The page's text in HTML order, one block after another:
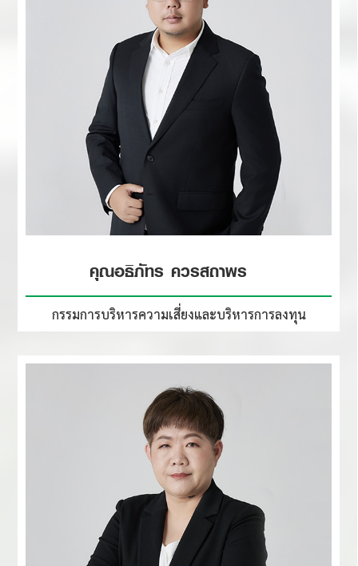
คุณอธิภัทร ควรสถาพร
กรรมการบริหารความเสี่ยงและบริหารการลงทุน